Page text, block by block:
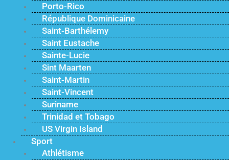
Porto-Rico
République Dominicaine
Saint-Barthélemy
Saint Eustache
Sainte-Lucie
Sint Maarten
Saint-Martin
Saint-Vincent
Suriname
Trinidad et Tobago
US Virgin Island
Sport
Athlétisme